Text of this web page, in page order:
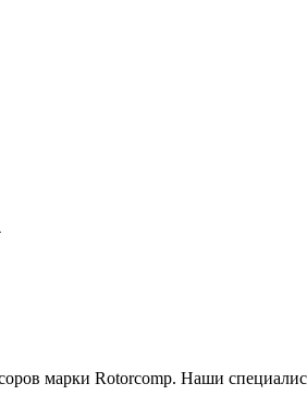
марки Rotorcomp. Наши